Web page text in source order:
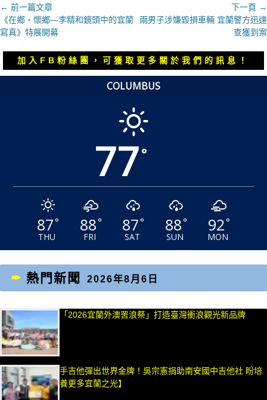
文
章
導
覽
← 前一篇文章
上
一
章：
《在鄉‧懷鄉—李精和鏡頭中的宜蘭
寫真》特展開幕
下一頁 →
下
文
章：
兩男子涉嫌毀損車輛 宜蘭警方迅速
查獲到案
加入FB粉絲團，可獲取更多關於我們的訊息！
COLUMBUS
77°
87°
THU
88°
FRI
87°
SAT
88°
SUN
92°
MON
熱門新聞 2026年8月6日
「2026宜蘭外澳罟浪祭」打造臺灣衝浪觀光新品牌
手吉他彈出世界金牌！吳宗憲捐助南安國中吉他社 盼培
養更多宜蘭之光】